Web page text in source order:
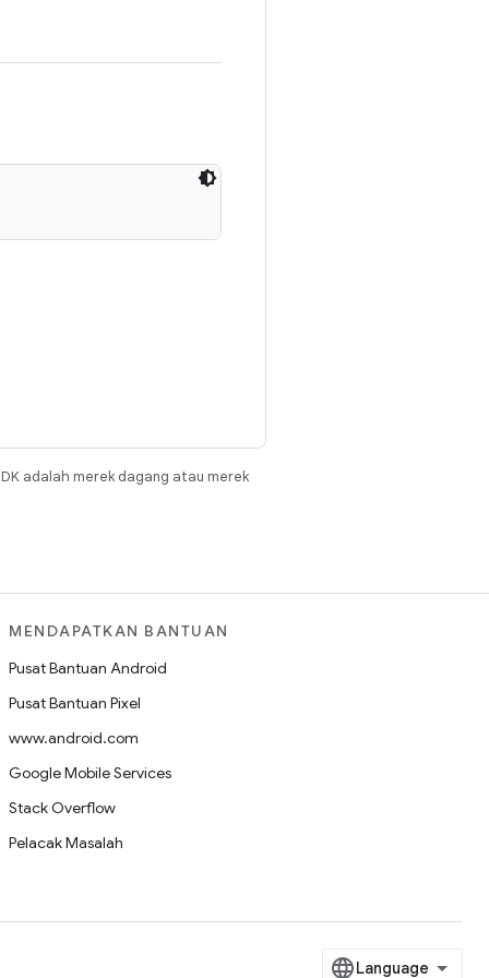
adalah merek dagang atau merek
MENDAPATKAN BANTUAN
Pusat Bantuan Android
Pusat Bantuan Pixel
www.android.com
Google Mobile Services
Stack Overflow
Pelacak Masalah